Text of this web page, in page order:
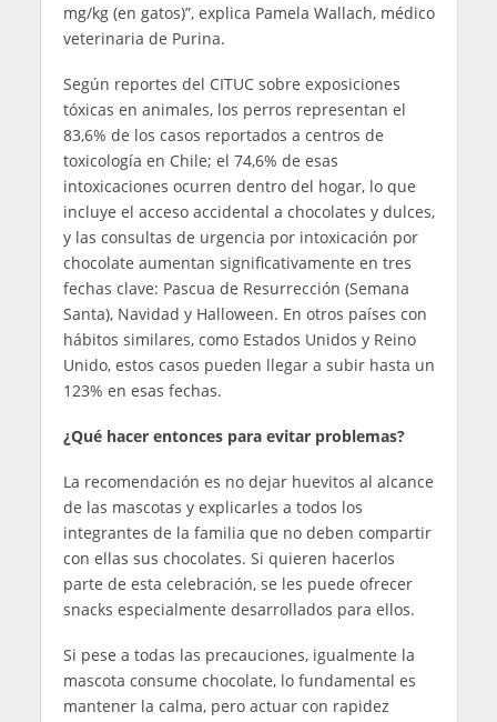
mg/kg (en gatos)”, explica Pamela Wallach, médico
veterinaria de Purina.
Según reportes del CITUC sobre exposiciones
tóxicas en animales, los perros representan el
83,6% de los casos reportados a centros de
toxicología en Chile; el 74,6% de esas
intoxicaciones ocurren dentro del hogar, lo que
incluye el acceso accidental a chocolates y dulces,
y las consultas de urgencia por intoxicación por
chocolate aumentan significativamente en tres
fechas clave: Pascua de Resurrección (Semana
Santa), Navidad y Halloween. En otros países con
hábitos similares, como Estados Unidos y Reino
Unido, estos casos pueden llegar a subir hasta un
123% en esas fechas.
¿Qué hacer entonces para evitar problemas?
La recomendación es no dejar huevitos al alcance
de las mascotas y explicarles a todos los
integrantes de la familia que no deben compartir
con ellas sus chocolates. Si quieren hacerlos
parte de esta celebración, se les puede ofrecer
snacks especialmente desarrollados para ellos.
Si pese a todas las precauciones, igualmente la
mascota consume chocolate, lo fundamental es
mantener la calma, pero actuar con rapidez